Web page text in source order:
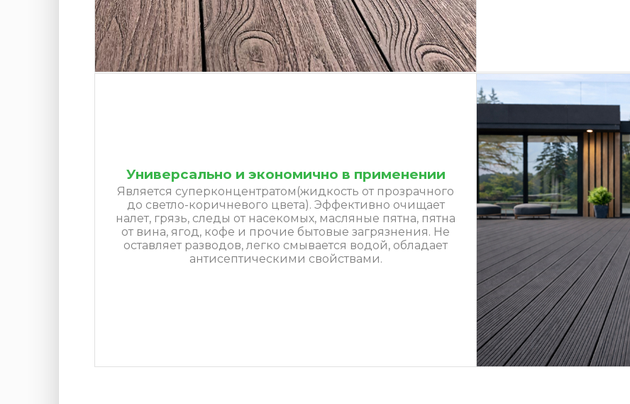
Универсально и экономично в применении
Является суперконцентратом(жидкость от прозрачного
до светло-коричневого цвета). Эффективно очищает
налет, грязь, следы от насекомых, масляные пятна, пятна
от вина, ягод, кофе и прочие бытовые загрязнения. Не
оставляет разводов, легко смывается водой, обладает
антисептическими свойствами.